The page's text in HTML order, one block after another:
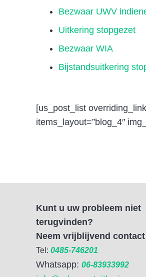
Bezwaar UWV
Uitkering stopgezet
Bezwaar WIA
Bijstandsuitkering
[us_post_list
items_layout=”blog_4″
Kunt u uw probleem niet
terugvinden?
Neem vrijblijvend
Tel: 0485-746201
Whatsapp: 06-83933992